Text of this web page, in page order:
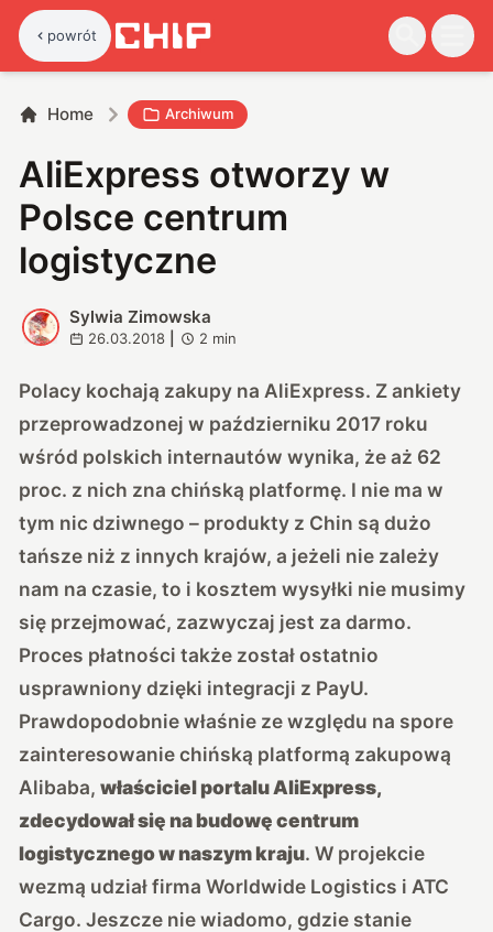
powrót
Home Archiwum
AliExpress otworzy w
Polsce centrum
logistyczne
S
Sylwia Zimowska
26.03.2018 2 min
Polacy kochają zakupy na AliExpress. Z ankiety
przeprowadzonej w październiku 2017 roku
wśród polskich internautów wynika, że aż 62
proc. z nich zna chińską platformę. I nie ma w
tym nic dziwnego – produkty z Chin są dużo
tańsze niż z innych krajów, a jeżeli nie zależy
nam na czasie, to i kosztem wysyłki nie musimy
się przejmować, zazwyczaj jest za darmo.
Proces płatności także został ostatnio
usprawniony dzięki integracji z PayU.
Prawdopodobnie właśnie ze względu na spore
zainteresowanie chińską platformą zakupową
Alibaba,właściciel portalu AliExpress,
zdecydował się na budowę centrum
logistycznego w naszym kraju. W projekcie
wezmą udział firma Worldwide Logistics i ATC
Cargo. Jeszcze nie wiadomo, gdzie stanie